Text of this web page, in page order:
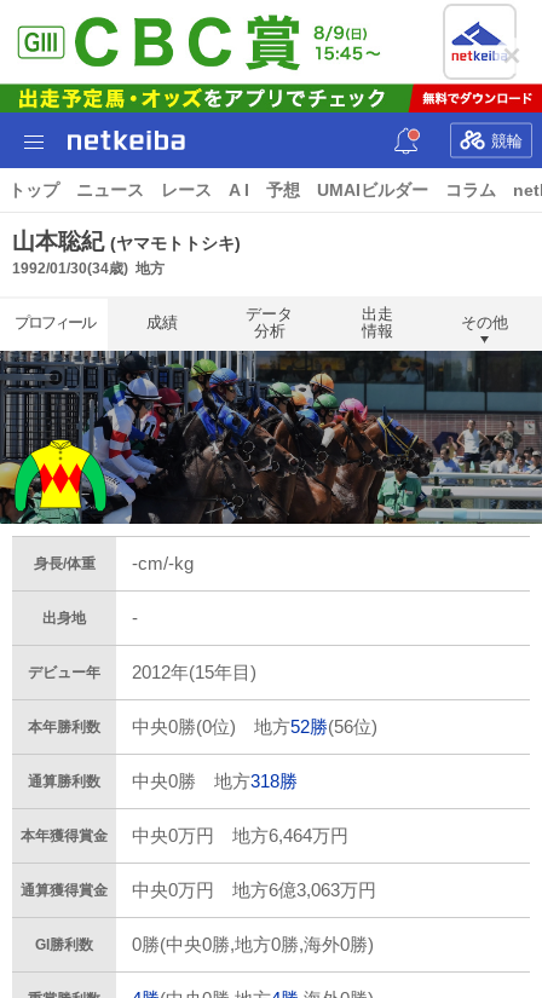
競輪
トップ ニュース レース A I 予想 UMAIビルダー コラム
山本聡紀 (ヤマモトトシキ)
1992/01/30(34歳) 地方
プロフィール 成績
データ
分析
出走
情報
その他
身長/体重 -cm/-kg
出身地 -
デビュー年 2012年(15年目)
本年勝利数 中央0勝(0位) 地方52勝(56位)
通算勝利数 中央0勝 地方318勝
本年獲得賞金 中央0万円 地方6,464万円
通算獲得賞金 中央0万円 地方6億3,063万円
GI勝利数 0勝(中央0勝,地方0勝,海外0勝)